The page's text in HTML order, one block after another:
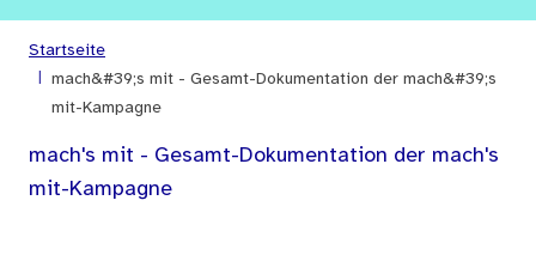
Startseite
mach&#39;s mit - Gesamt-Dokumentation der mach&#39;s
mit-Kampagne
mach's mit - Gesamt-Dokumentation der mach's
mit-Kampagne